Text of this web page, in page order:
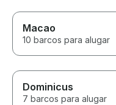
Macao
10 barcos para alugar
Dominicus
7 barcos para alugar